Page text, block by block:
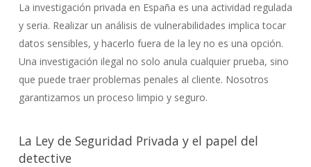
La investigación privada en España es una actividad regulada
y seria. Realizar un análisis de vulnerabilidades implica tocar
datos sensibles, y hacerlo fuera de la ley no es una opción.
Una investigación ilegal no solo anula cualquier prueba, sino
que puede traer problemas penales al cliente. Nosotros
garantizamos un proceso limpio y seguro.
La Ley de Seguridad Privada y el papel del
detective